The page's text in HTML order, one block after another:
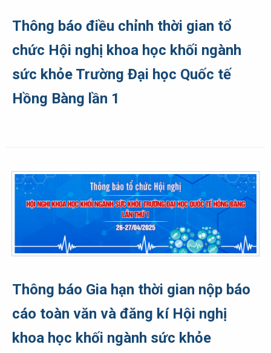
Thông báo điều chỉnh thời gian tổ
chức Hội nghị khoa học khối ngành
sức khỏe Trường Đại học Quốc tế
Hồng Bàng lần 1
Thông báo Gia hạn thời gian nộp báo
cáo toàn văn và đăng kí Hội nghị
khoa học khối ngành sức khỏe